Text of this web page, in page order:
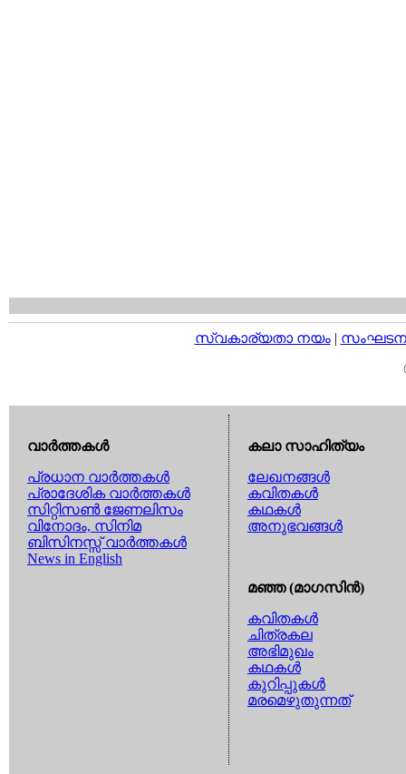
സ്വകാര്യതാ നയം|
വാര്‍ത്തകള്‍
പ്രധാന വാര്‍ത്തകള്‍
പ്രാദേശിക വാര്‍ത്തകള്‍
സിറ്റിസണ്‍ ജേണലിസം
വിനോദം, സിനിമ
ബിസിനസ്സ് വാര്‍ത്തകള്‍
News in English
കലാ സാഹിത്യം
ലേഖനങ്ങള്‍
കവിതകള്‍
കഥകള്‍
അനുഭവങ്ങള്‍
മഞ്ഞ (മാഗസിന്‍)
കവിതകള്‍
ചിത്രകല
അഭിമുഖം
കഥകള്‍
കുറിപ്പുകള്‍
മരമെഴുതുന്നത്